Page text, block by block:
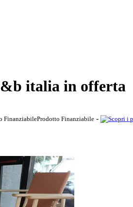
italia in offerta
Prodotto Finanziabile -